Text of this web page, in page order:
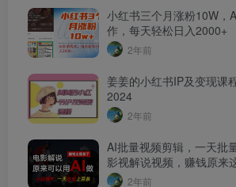
小红书三个月涨粉10W，
作，每天轻松日入2000+
2年前
姜姜的小红书IP及变现课
2024
2年前
AI批量视频剪辑，一天批
影视解说视频，赚钱原来
2年前